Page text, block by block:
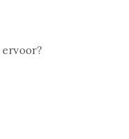
ervoor?